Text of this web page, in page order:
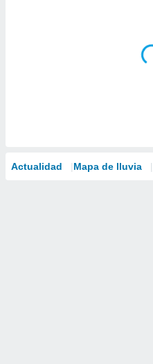
Actualidad Mapa de lluvia